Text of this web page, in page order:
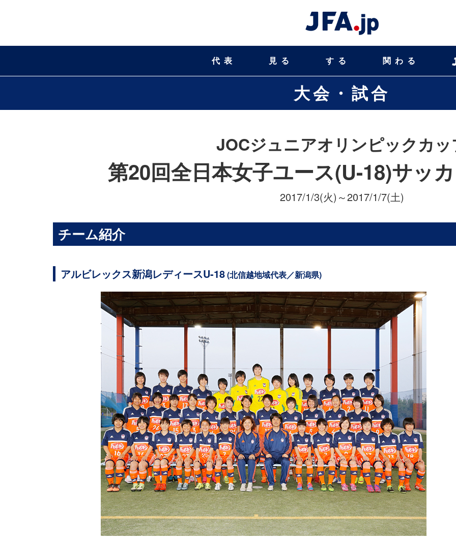
代表 見る する 関わる
大会・試合
JOCジュニアオリンピックカッ
第20回全日本女子ユース(U-18)サッ
2017/1/3(火)～2017/1/7(土)
チーム紹介
アルビレックス新潟レディースU-18(北信越地域代表／新潟県)